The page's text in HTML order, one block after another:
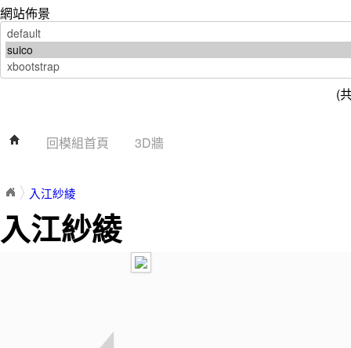
網站佈景
(
回模組首頁 3D牆
入江紗綾
入江紗綾